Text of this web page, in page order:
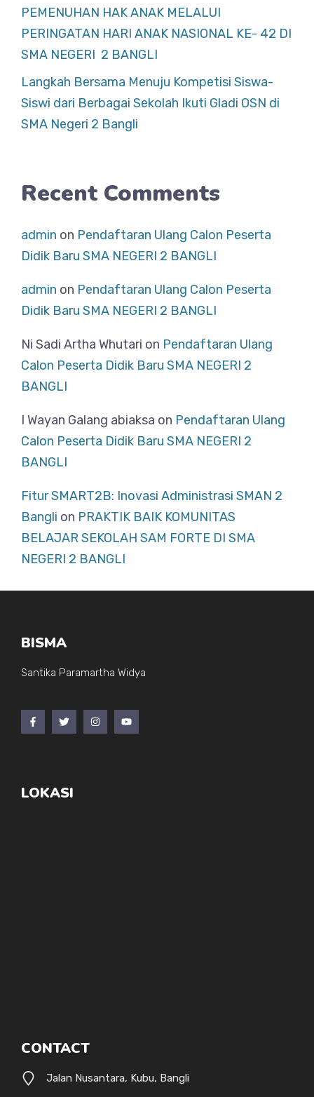
PEMENUHAN HAK ANAK MELALUI
PERINGATAN HARI ANAK NASIONAL KE- 42 DI
SMA NEGERI 2 BANGLI
Langkah Bersama Menuju Kompetisi Siswa-
Siswi dari Berbagai Sekolah Ikuti Gladi OSN di
SMA Negeri 2 Bangli
Recent Comments
admin on Pendaftaran Ulang Calon Peserta
Didik Baru SMA NEGERI 2 BANGLI
admin on Pendaftaran Ulang Calon Peserta
Didik Baru SMA NEGERI 2 BANGLI
Ni Sadi Artha Whutari on Pendaftaran Ulang
Calon Peserta Didik Baru SMA NEGERI 2
BANGLI
I Wayan Galang abiaksa on Pendaftaran Ulang
Calon Peserta Didik Baru SMA NEGERI 2
BANGLI
Fitur SMART2B: Inovasi Administrasi SMAN 2
Bangli on PRAKTIK BAIK KOMUNITAS
BELAJAR SEKOLAH SAM FORTE DI SMA
NEGERI 2 BANGLI
BISMA
Santika Paramartha Widya
LOKASI
CONTACT
Jalan Nusantara, Kubu, Bangli